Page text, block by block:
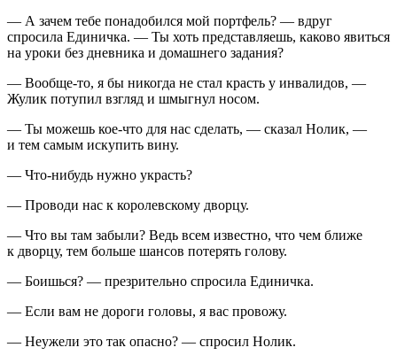
— А зачем тебе понадобился мой портфель? — вдруг
спросила Единичка. — Ты хоть представляешь, каково явиться
на уроки без дневника и домашнего задания?
— Вообще-то, я бы никогда не стал красть у инвалидов, —
Жулик потупил взгляд и шмыгнул носом.
— Ты можешь кое-что для нас сделать, — сказал Нолик, —
и тем самым искупить вину.
— Что-нибудь нужно украсть?
— Проводи нас к королевскому дворцу.
— Что вы там забыли? Ведь всем известно, что чем ближе
к дворцу, тем больше шансов потерять голову.
— Боишься? — презрительно спросила Единичка.
— Если вам не дороги головы, я вас провожу.
— Неужели это так опасно? — спросил Нолик.